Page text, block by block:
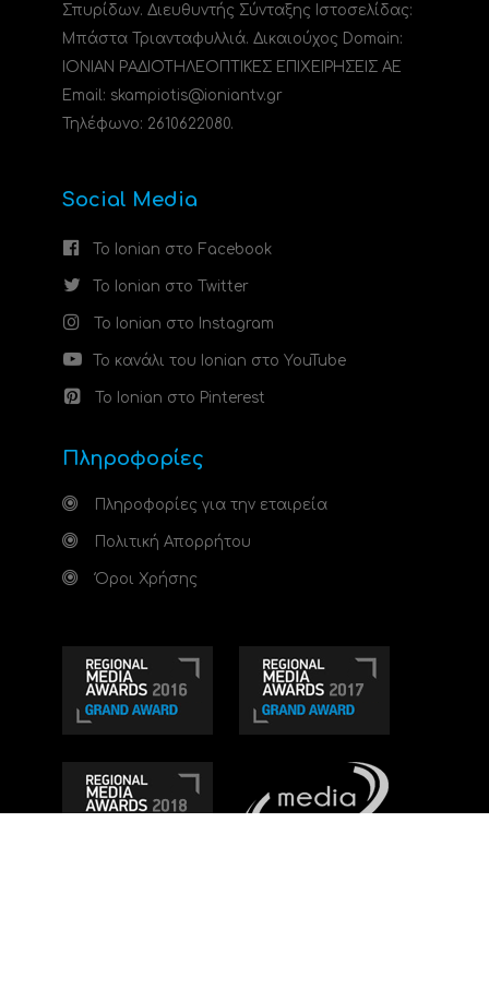
Σπυρίδων. Διευθυντής Σύνταξης Ιστοσελίδας:
Μπάστα Τριανταφυλλιά. Δικαιούχος Domain:
ΙΟΝΙΑΝ ΡΑΔΙΟΤΗΛΕΟΠΤΙΚΕΣ ΕΠΙΧΕΙΡΗΣΕΙΣ ΑΕ
Email: skampiotis@ioniantv.gr
Τηλέφωνο: 2610622080.
Social Media
Το Ionian στο Facebook
Το Ionian στο Twitter
Το Ionian στο Instagram
Το κανάλι του Ionian στο YouTube
Το Ionian στο Pinterest
Πληροφορίες
Πληροφορίες για την εταιρεία
Πολιτική Απορρήτου
Όροι Χρήσης